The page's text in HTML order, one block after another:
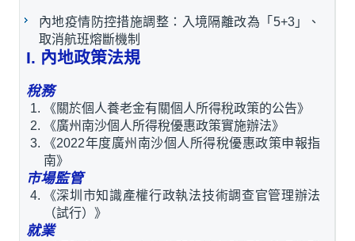
內地疫情防控措施調整：入境隔離改為「5+3」、
取消航班熔斷機制
I. 內地政策法規
稅務
《關於個人養老金有關個人所得稅政策的公告》
《廣州南沙個人所得稅優惠政策實施辦法》
《2022年度廣州南沙個人所得稅優惠政策申報指
南》
市場監管
《深圳市知識產權行政執法技術調查官管理辦法
（試行）》
就業